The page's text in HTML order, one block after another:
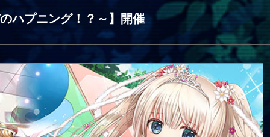
ハプニング！？～】開催